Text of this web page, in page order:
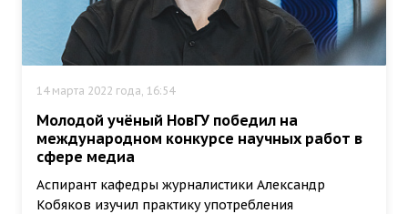
14 марта 2022 года, 16:54
Молодой учёный НовГУ победил на
международном конкурсе научных работ в
сфере медиа
Аспирант кафедры журналистики Александр
Кобяков изучил практику употребления